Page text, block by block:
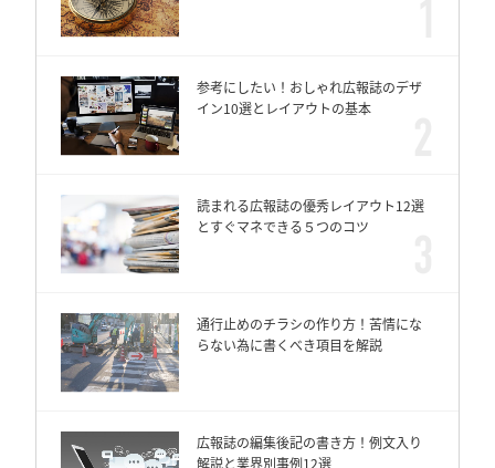
参考にしたい！おしゃれ広報誌のデザ
イン10選とレイアウトの基本
読まれる広報誌の優秀レイアウト12選
とすぐマネできる５つのコツ
通行止めのチラシの作り方！苦情にな
らない為に書くべき項目を解説
広報誌の編集後記の書き方！例文入り
解説と業界別事例12選